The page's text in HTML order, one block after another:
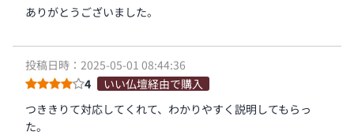
ありがとうございました。
投稿日時：2025-05-01 08:44:36
4
いい仏壇経由で購入
つききりて対応してくれて、わかりやすく説明してもらっ
た。